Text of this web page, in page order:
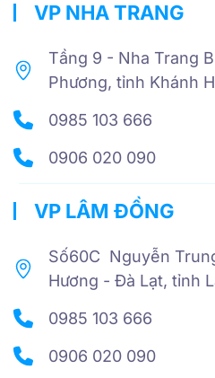
VP NHA TRANG
Tầng 9 - Nha Trang
Phương, tỉnh Khánh
0985 103 666
0906 020 090
VP LÂM ĐỒNG
Số60C Nguyễn
Hương - Đà Lạt, tỉnh
0985 103 666
0906 020 090